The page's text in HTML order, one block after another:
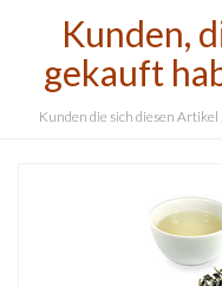
Kunden,
gekauft
Kunden die sich diesen